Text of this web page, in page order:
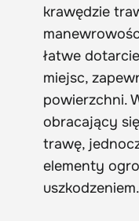
krawędzie
łatwe
miejsc,
powierzchni.
obracający
trawę,
elementy
uszkodzeniem.